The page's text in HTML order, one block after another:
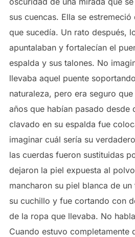
sus cuencas. Ella se
que sucedía. Un rato después,
apuntalaban y fortalecían el
espalda y sus talones. No
llevaba aquel puente
naturaleza, pero era seguro
años que habían pasado desde
clavado en su espalda fue
imaginar cuál sería su
las cuerdas fueron sustituidas
dejaron la piel expuesta al
mancharon su piel blanca de
su cuchillo y fue cortando con
de la ropa que llevaba. No
Cuando estuvo completamente